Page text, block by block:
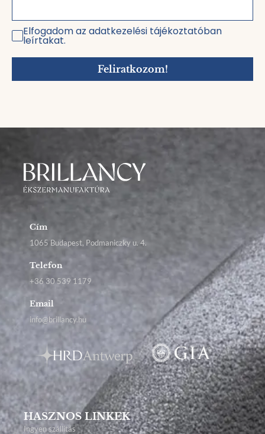
Elfogadom az adatkezelési tájékoztatóban
leírtakat.
Feliratkozom!
Cím
1065 Budapest, Podmaniczky u. 4.
Telefon
+36 30 539 1179
Email
info@brillancy.hu
HASZNOS LINKEK
Ingyen szállítás